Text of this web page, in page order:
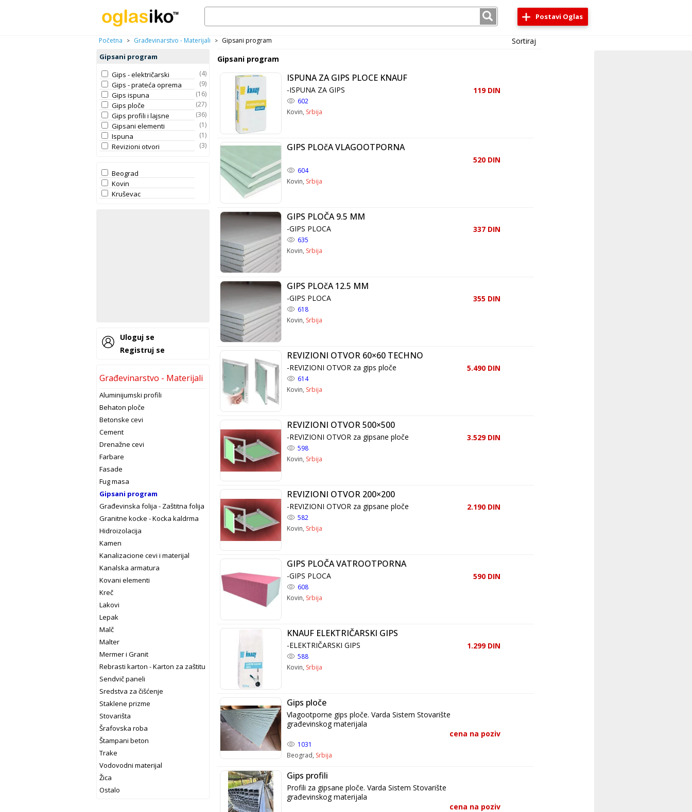
Postavi Oglas
Početna > Građevinarstvo - Materijali > Gipsani program Sortiraj
Gipsani program
Gips - električarski
(4)
Gips - prateća oprema (9)
Gips ispuna (16)
Gips ploče (27)
Gips profili i lajsne (36)
Gipsani elementi (1)
Ispuna (1)
Revizioni otvori (3)
Beograd
Kovin
Kruševac
Uloguj se
Registruj se
Građevinarstvo - Materijali
Aluminijumski profili
Behaton ploče
Betonske cevi
Cement
Drenažne cevi
Farbare
Fasade
Fug masa
Gipsani program
Građevinska folija - Zaštitna folija
Granitne kocke - Kocka kaldrma
Hidroizolacija
Kamen
Kanalizacione cevi i materijal
Kanalska armatura
Kovani elementi
Kreč
Lakovi
Lepak
Malč
Malter
Mermer i Granit
Rebrasti karton - Karton za zaštitu
Sendvič paneli
Sredstva za čišćenje
Staklene prizme
Stovarišta
Šrafovska roba
Štampani beton
Trake
Vodovodni materijal
Žica
Ostalo
Gipsani program
ISPUNA ZA GIPS PLOCE KNAUF
-ISPUNA ZA GIPS 119 DIN
602
Kovin, Srbija
GIPS PLOčA VLAGOOTPORNA
520 DIN
604
Kovin, Srbija
GIPS PLOČA 9.5 MM
-GIPS PLOCA 337 DIN
635
Kovin, Srbija
GIPS PLOčA 12.5 MM
-GIPS PLOCA 355 DIN
618
Kovin, Srbija
REVIZIONI OTVOR 60×60 TECHNO
-REVIZIONI OTVOR za gips ploče 5.490 DIN
614
Kovin, Srbija
REVIZIONI OTVOR 500×500
-REVIZIONI OTVOR za gipsane ploče 3.529 DIN
598
Kovin, Srbija
REVIZIONI OTVOR 200×200
-REVIZIONI OTVOR za gipsane ploče 2.190 DIN
582
Kovin, Srbija
GIPS PLOČA VATROOTPORNA
-GIPS PLOCA 590 DIN
608
Kovin, Srbija
KNAUF ELEKTRIČARSKI GIPS
-ELEKTRIČARSKI GIPS 1.299 DIN
588
Kovin, Srbija
Gips ploče
Vlagootporne gips ploče. Varda Sistem Stovarište
građevinskog materijala
cena na poziv
1031
Beograd, Srbija
Gips profili
Profili za gipsane ploče. Varda Sistem Stovarište
građevinskog materijala
cena na poziv